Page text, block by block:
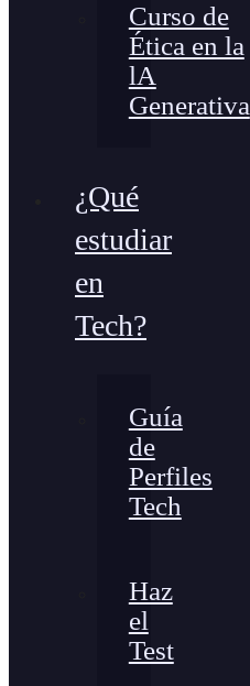
Curso de
Ética en la
lA
Generativa
¿Qué
estudiar
en
Tech?
Guía
de
Perfiles
Tech
Haz
el
Test